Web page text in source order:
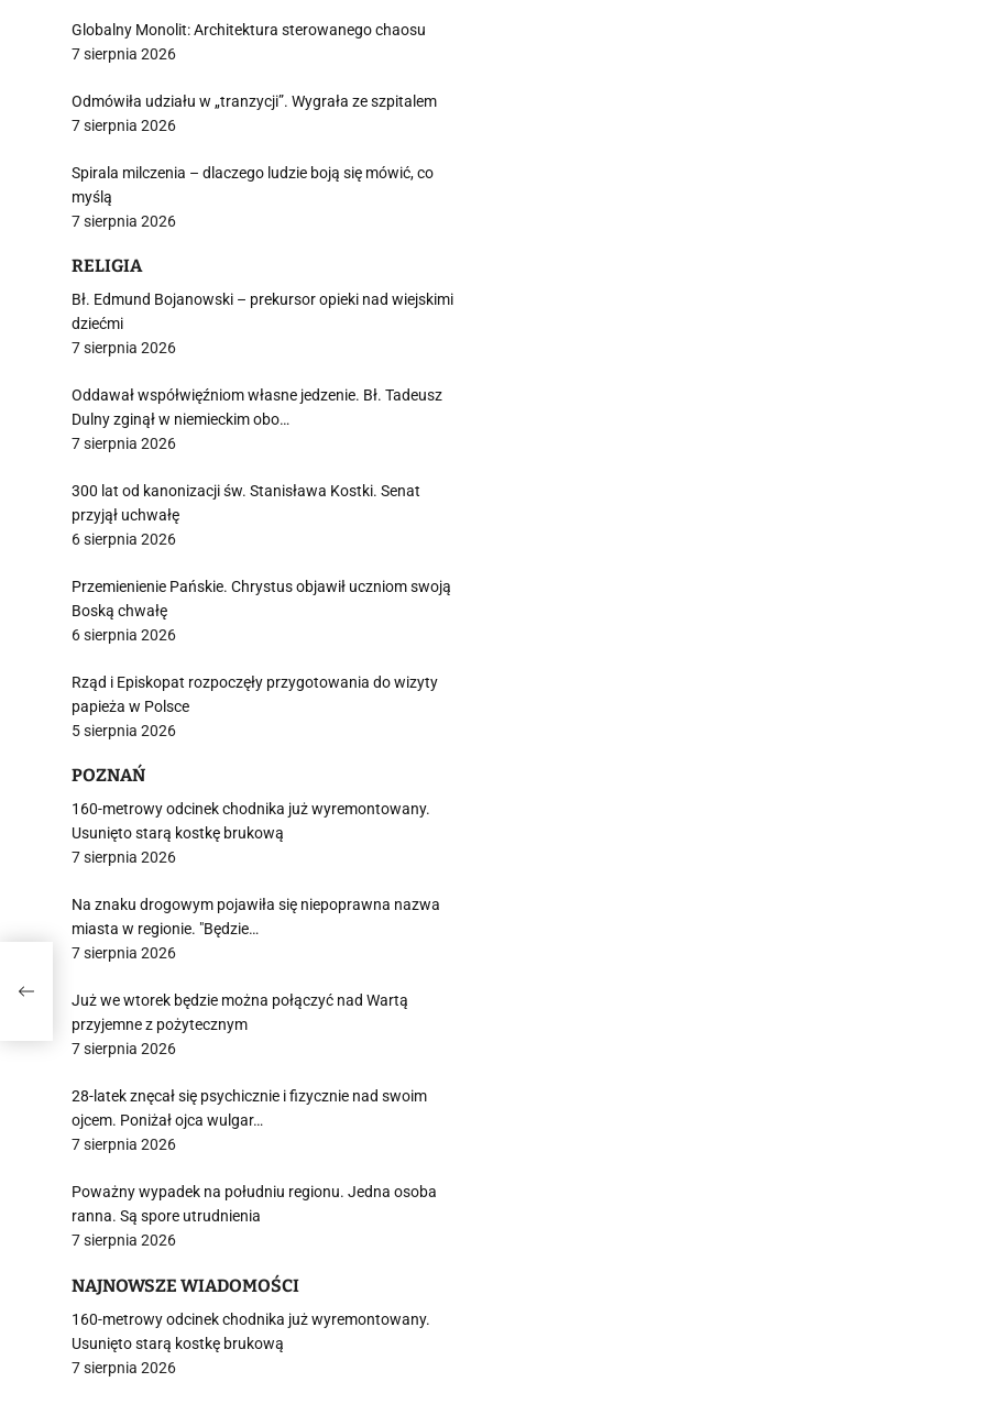
Globalny Monolit: Architektura sterowanego chaosu
7 sierpnia 2026
Odmówiła udziału w „tranzycji”. Wygrała ze szpitalem
7 sierpnia 2026
Spirala milczenia – dlaczego ludzie boją się mówić, co
myślą
7 sierpnia 2026
RELIGIA
Bł. Edmund Bojanowski – prekursor opieki nad wiejskimi
dziećmi
7 sierpnia 2026
Oddawał współwięźniom własne jedzenie. Bł. Tadeusz
Dulny zginął w niemieckim obo…
7 sierpnia 2026
300 lat od kanonizacji św. Stanisława Kostki. Senat
przyjął uchwałę
6 sierpnia 2026
Przemienienie Pańskie. Chrystus objawił uczniom swoją
Boską chwałę
6 sierpnia 2026
Rząd i Episkopat rozpoczęły przygotowania do wizyty
papieża w Polsce
5 sierpnia 2026
POZNAŃ
160-metrowy odcinek chodnika już wyremontowany.
Usunięto starą kostkę brukową
7 sierpnia 2026
Na znaku drogowym pojawiła się niepoprawna nazwa
miasta w regionie. "Będzie…
7 sierpnia 2026
Już we wtorek będzie można połączyć nad Wartą
przyjemne z pożytecznym
7 sierpnia 2026
28-latek znęcał się psychicznie i fizycznie nad swoim
ojcem. Poniżał ojca wulgar…
7 sierpnia 2026
Poważny wypadek na południu regionu. Jedna osoba
ranna. Są spore utrudnienia
7 sierpnia 2026
NAJNOWSZE WIADOMOŚCI
160-metrowy odcinek chodnika już wyremontowany.
Usunięto starą kostkę brukową
7 sierpnia 2026